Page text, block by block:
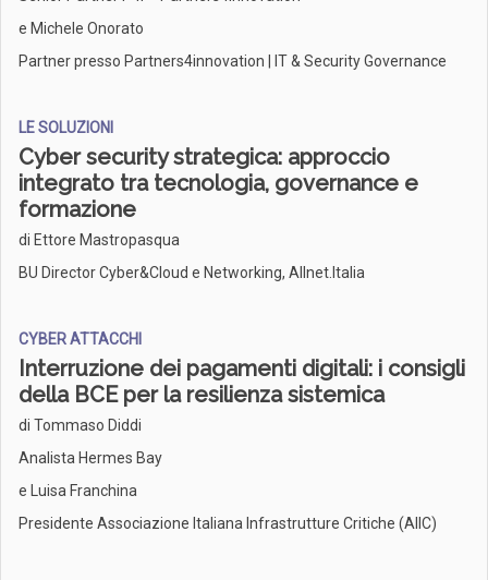
e Michele Onorato
Partner presso Partners4innovation | IT & Security Governance
LE SOLUZIONI
Cyber security strategica: approccio
integrato tra tecnologia, governance e
formazione
di Ettore Mastropasqua
BU Director Cyber&Cloud e Networking, Allnet.Italia
CYBER ATTACCHI
Interruzione dei pagamenti digitali: i consigli
della BCE per la resilienza sistemica
di Tommaso Diddi
Analista Hermes Bay
e Luisa Franchina
Presidente Associazione Italiana Infrastrutture Critiche (AIIC)